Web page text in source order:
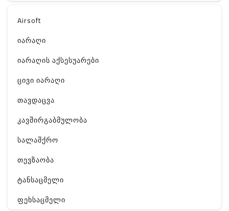
Airsoft
იარაღი
იარაღის აქსესუარები
ცივი იარაღი
თავდაცვა
კავშირგაბმულობა
სალაშქრო
თევზაობა
ტანსაცმელი
ფეხსაცმელი